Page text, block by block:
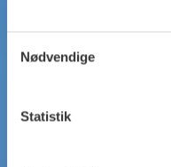
Nødvendige
Statistik